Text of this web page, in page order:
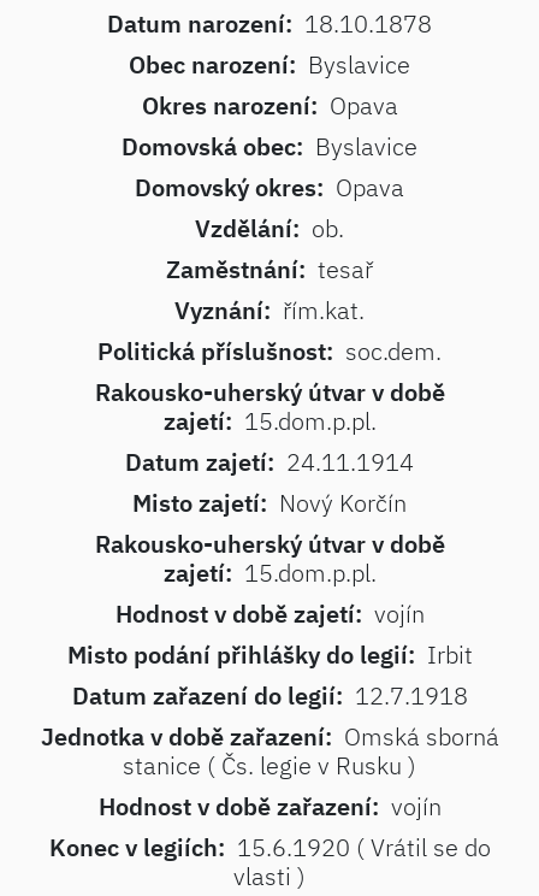
Datum narození: 18.10.1878
Obec narození: Byslavice
Okres narození: Opava
Domovská obec: Byslavice
Domovský okres: Opava
Vzdělání: ob.
Zaměstnání: tesař
Vyznání: řím.kat.
Politická příslušnost: soc.dem.
Rakousko-uherský útvar v době
zajetí: 15.dom.p.pl.
Datum zajetí: 24.11.1914
Misto zajetí: Nový Korčín
Rakousko-uherský útvar v době
zajetí: 15.dom.p.pl.
Hodnost v době zajetí: vojín
Misto podání přihlášky do legií: Irbit
Datum zařazení do legií: 12.7.1918
Jednotka v době zařazení: Omská sborná
stanice ( Čs. legie v Rusku )
Hodnost v době zařazení: vojín
Konec v legiích: 15.6.1920 ( Vrátil se do
vlasti )